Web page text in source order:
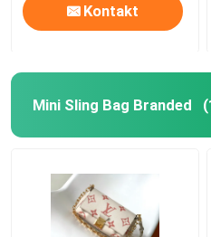
Kontakt
Mini Sling Bag Branded